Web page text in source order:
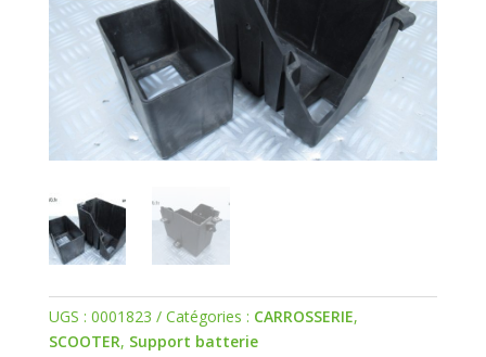
UGS : 0001823 Catégories : CARROSSERIE,
SCOOTER, Support batterie